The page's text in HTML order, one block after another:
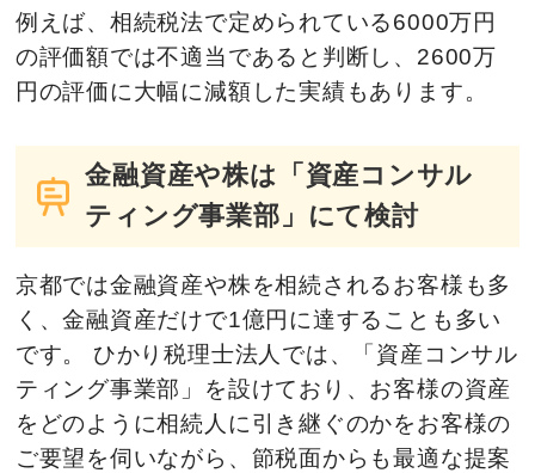
例えば、相続税法で定められている6000万円
の評価額では不適当であると判断し、2600万
円の評価に大幅に減額した実績もあります。
金融資産や株は「資産コンサル
ティング事業部」にて検討
京都では金融資産や株を相続されるお客様も多
く、金融資産だけで1億円に達することも多い
です。 ひかり税理士法人では、「資産コンサル
ティング事業部」を設けており、お客様の資産
をどのように相続人に引き継ぐのかをお客様の
ご要望を伺いながら、節税面からも最適な提案
ヨコに動かせます
ヨコに動かせます
ヨコに動かせます